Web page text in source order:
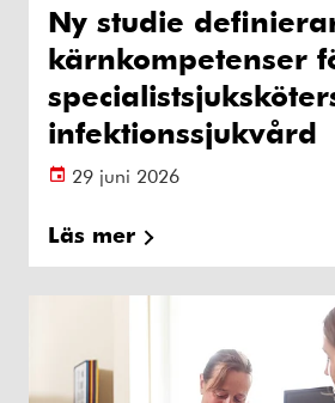
Ny studie
kärnkompetenser
infektionssjukvård
29 juni 2026
Läs mer